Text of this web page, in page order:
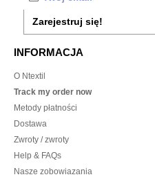
Zarejestruj się!
INFORMACJA
O Ntextil
Track my order now
Metody płatności
Dostawa
Zwroty / zwroty
Help & FAQs
Nasze zobowiazania